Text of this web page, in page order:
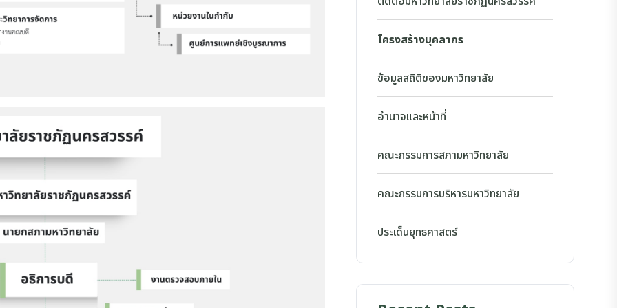
โครงสร้างบุคลากร
ข้อมูลสถิติของมหาวิทยาลัย
อำนาจและหน้าที่
คณะกรรมการสภามหาวิทยาลัย
คณะกรรมการบริหารมหาวิทยาลัย
ประเด็นยุทธศาสตร์